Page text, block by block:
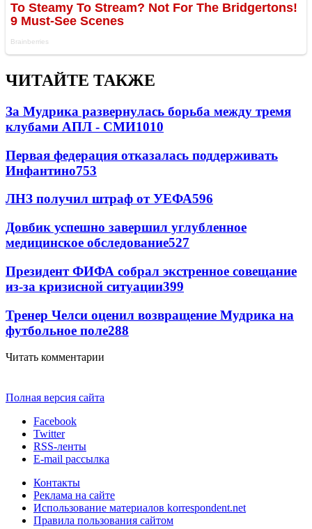
ЧИТАЙТЕ ТАКЖЕ
За Мудрика развернулась борьба между тремя
клубами АПЛ - СМИ1010
Первая федерация отказалась поддерживать
Инфантино753
ЛНЗ получил штраф от УЕФА596
Довбик успешно завершил углубленное
медицинское обследование527
Президент ФИФА собрал экстренное совещание
из-за кризисной ситуации399
Тренер Челси оценил возвращение Мудрика на
футбольное поле288
Читать комментарии
Полная версия сайта
Facebook
Twitter
RSS-ленты
E-mail рассылка
Контакты
Реклама на сайте
Использование материалов korrespondent.net
Правила пользования сайтом